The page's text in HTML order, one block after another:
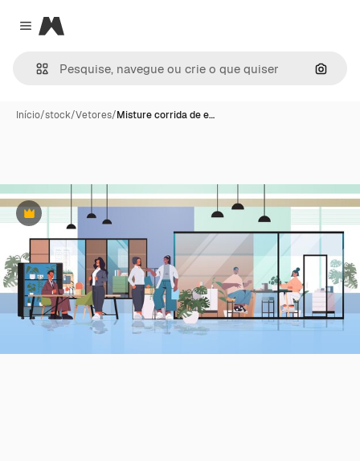
Close menu
Magnific
Início/stock/Vetores/Misture corrida de e…
Premium